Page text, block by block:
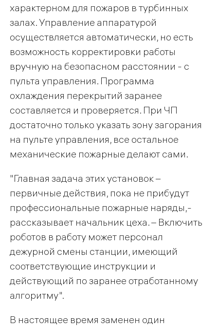
характерном для пожаров в турбинных
залах. Управление аппаратурой
осуществляется автоматически, но есть
возможность корректировки работы
вручную на безопасном расстоянии - с
пульта управления. Программа
охлаждения перекрытий заранее
составляется и проверяется. При ЧП
достаточно только указать зону загорания
на пульте управления, все остальное
механические пожарные делают сами.
"Главная задача этих установок –
первичные действия, пока не прибудут
профессиональные пожарные наряды,-
рассказывает начальник цеха. – Включить
роботов в работу может персонал
дежурной смены станции, имеющий
соответствующие инструкции и
действующий по заранее отработанному
алгоритму".
В настоящее время заменен один